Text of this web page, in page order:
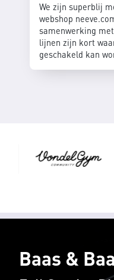
We zijn superblij
webshop
samenwerking
lijnen zijn kort
geschakeld kan
Baas &